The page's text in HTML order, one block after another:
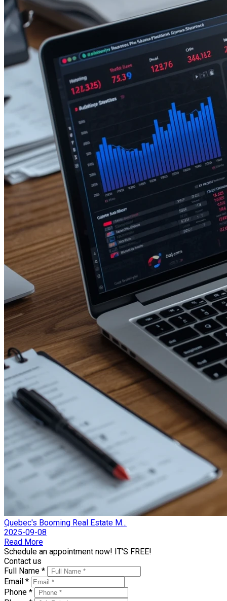
Quebec's Booming Real Estate M...
2025-09-08
Read More
Schedule an appointment now! IT'S FREE!
Contact us
Full Name *
Email *
Phone *